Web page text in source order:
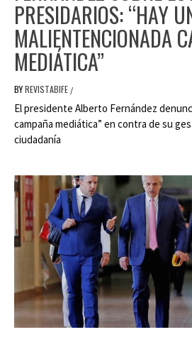
PRESIDARIOS: “HAY
MALIENTENCIONADA
MEDIÁTICA”
BYREVISTABIFE /
El presidente Alberto Fernández
campaña mediática” en contra de su
ciudadanía